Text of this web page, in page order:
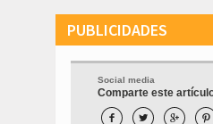
PUBLICIDADES
Social media
Comparte este
   